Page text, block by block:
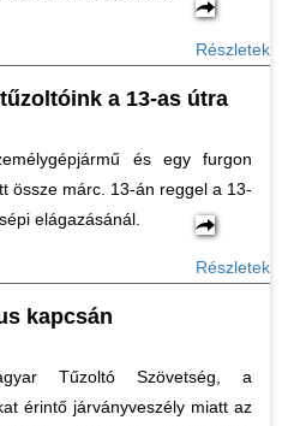
Részletek
a 13-as útra
és egy furgon
össze márc. 13-án reggel a 13-
elágazásánál.
Részletek
kapcsán
Tűzoltó Szövetség, a
érintő járványveszély miatt az